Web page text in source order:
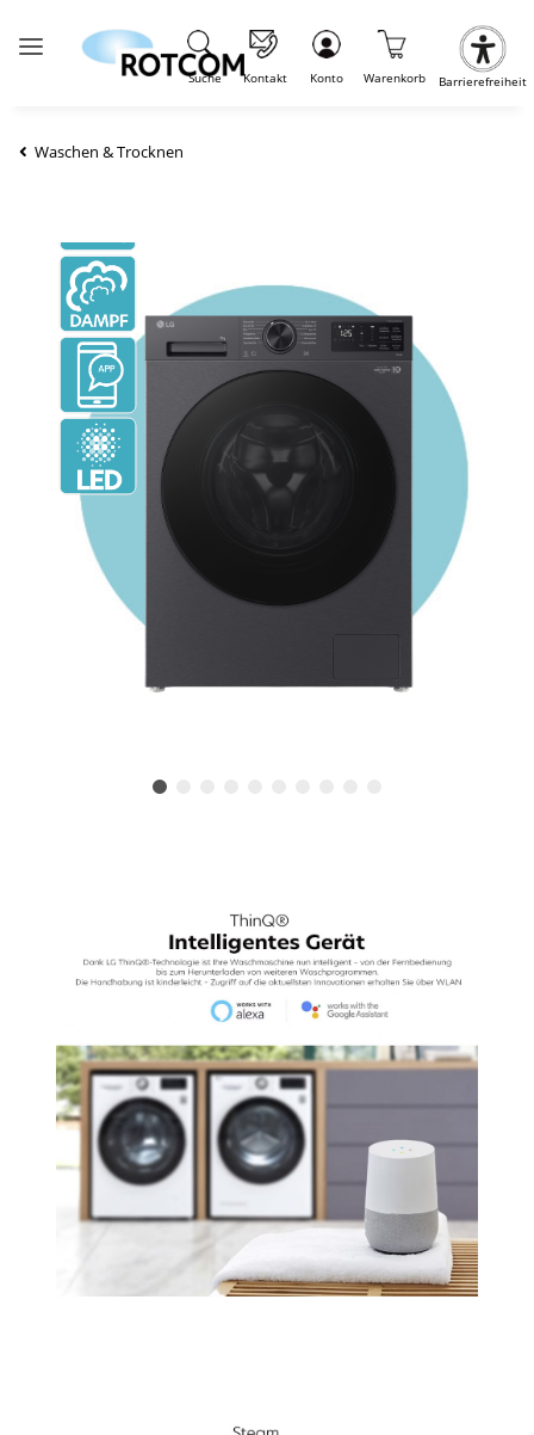
Suche Kontakt Konto Warenkorb Barrierefreiheit
Waschen & Trocknen